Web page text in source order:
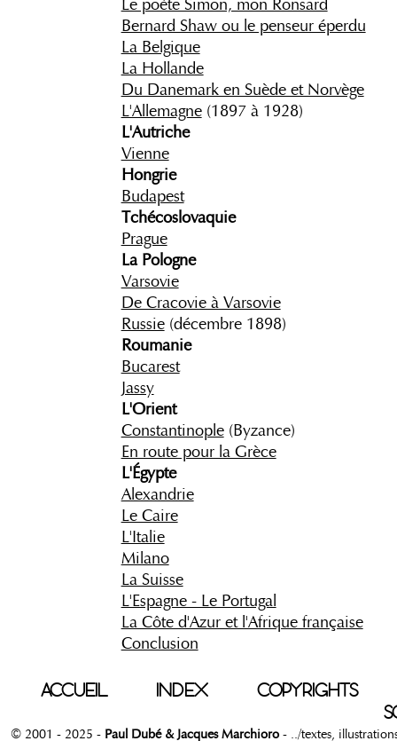
Bernard Shaw ou le penseur éperdu
La Belgique
La Hollande
Du Danemark en Suède et Norvège
L'Allemagne(1897 à 1928)
L'Autriche
Vienne
Hongrie
Budapest
Tchécoslovaquie
Prague
La Pologne
Varsovie
De Cracovie à Varsovie
Russie(décembre 1898)
Roumanie
Bucarest
Jassy
L'Orient
Constantinople(Byzance)
En route pour la Grèce
L'Égypte
Alexandrie
Le Caire
L'Italie
Milano
La Suisse
L'Espagne - Le Portugal
La Côte d'Azur et l'Afrique française
Conclusion
ACCUEIL INDEX
COPYRIGHTS
© 2001 - 2025 - Paul Dubé & Jacques Marchioro - ../textes,